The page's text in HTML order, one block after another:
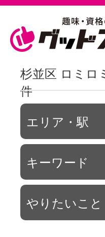
杉並区 ロミロ
件
エリア・駅
キーワード
やりたいこと